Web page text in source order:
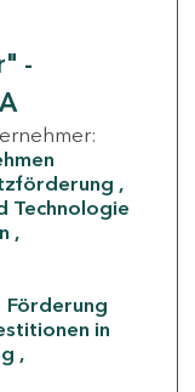
-
Technologie
Förderung
in